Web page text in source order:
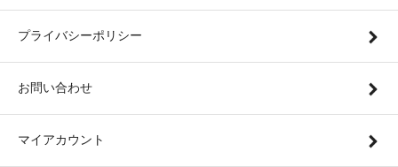
プライバシーポリシー
お問い合わせ
マイアカウント